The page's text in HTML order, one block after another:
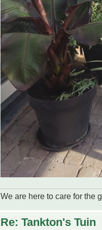
We are here to care for the
Re: Tankton's Tuin